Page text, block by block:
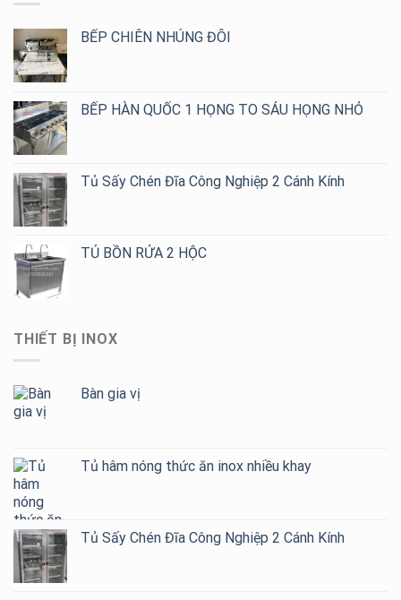
BẾP CHIÊN NHÚNG ĐÔI
BẾP HÀN QUỐC 1 HỌNG TO SÁU HỌNG NHỎ
Tủ Sấy Chén Đĩa Công Nghiệp 2 Cánh Kính
TỦ BỒN RỬA 2 HỘC
THIẾT BỊ INOX
Bàn gia vị
Tủ hâm nóng thức ăn inox nhiều khay
Tủ Sấy Chén Đĩa Công Nghiệp 2 Cánh Kính